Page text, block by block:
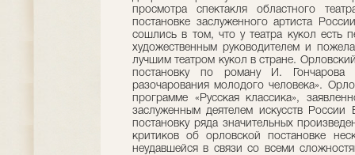
просмотра спектакля областного
постановке заслуженного артиста
сошлись в том, что у театра кукол есть
художественным руководителем и
лучшим театром кукол в стране.
постановку по роману И. Гончарова
разочарования молодого человека».
программе «Русская классика»,
заслуженным деятелем искусств России
постановку ряда значительных
критиков об орловской постановке
неудавшейся в связи со всеми